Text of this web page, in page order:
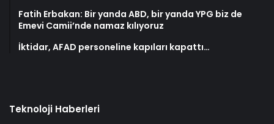
Fatih Erbakan: Bir yanda ABD, bir yanda YPG biz de
Emevi Camii’nde namaz kılıyoruz
İktidar, AFAD personeline kapıları kapattı…
Teknoloji Haberleri